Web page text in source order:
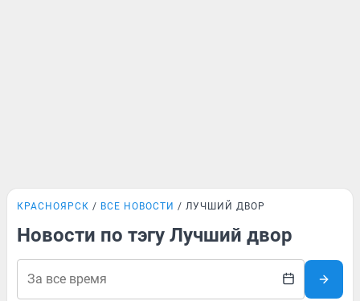
КРАСНОЯРСК ВСЕ НОВОСТИ ЛУЧШИЙ ДВОР
Новости по тэгу Лучший двор